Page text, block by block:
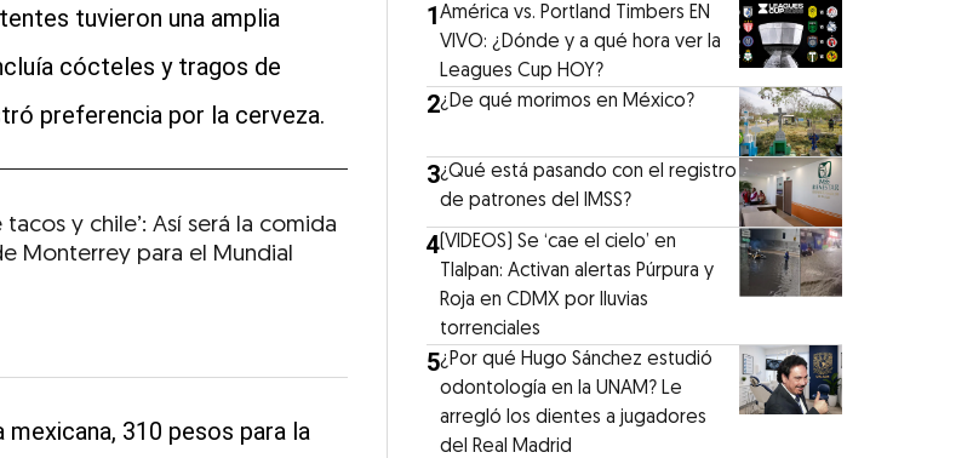
tuvieron una amplia
cócteles y tragos de
preferencia por la cerveza.
tacos y chile’: Así será la comida
Monterrey para el Mundial
310 pesos para la
1América vs. Portland Timbers EN
VIVO: ¿Dónde y a qué hora ver la
Leagues Cup HOY?
2¿De qué morimos en México?
3¿Qué está pasando con el registro
de patrones del IMSS?
4 (VIDEOS) Se ‘cae el cielo’ en
Tlalpan: Activan alertas Púrpura y
Roja en CDMX por lluvias
torrenciales
5¿Por qué Hugo Sánchez estudió
odontología en la UNAM? Le
arregló los dientes a jugadores
del Real Madrid